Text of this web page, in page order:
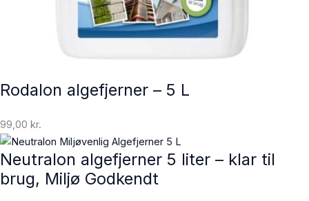
Rodalon algefjerner – 5 L
99,00 kr.
Neutralon algefjerner 5 liter – klar til
brug, Miljø Godkendt